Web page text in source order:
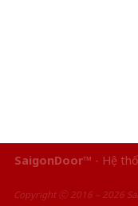
SaigonDoor™ - Hệ
Copyright ⓒ 2016 – 2026